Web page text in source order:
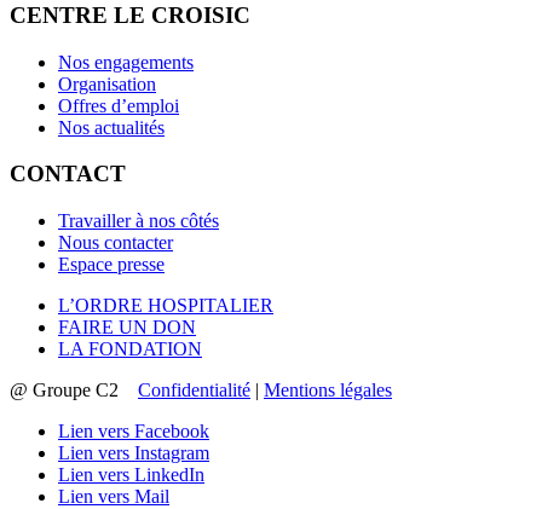
CENTRE LE CROISIC
Nos engagements
Organisation
Offres d’emploi
Nos actualités
CONTACT
Travailler à nos côtés
Nous contacter
Espace presse
L’ORDRE HOSPITALIER
FAIRE UN DON
LA FONDATION
@ Groupe C2 Confidentialité | Mentions légales
Lien vers Facebook
Lien vers Instagram
Lien vers LinkedIn
Lien vers Mail